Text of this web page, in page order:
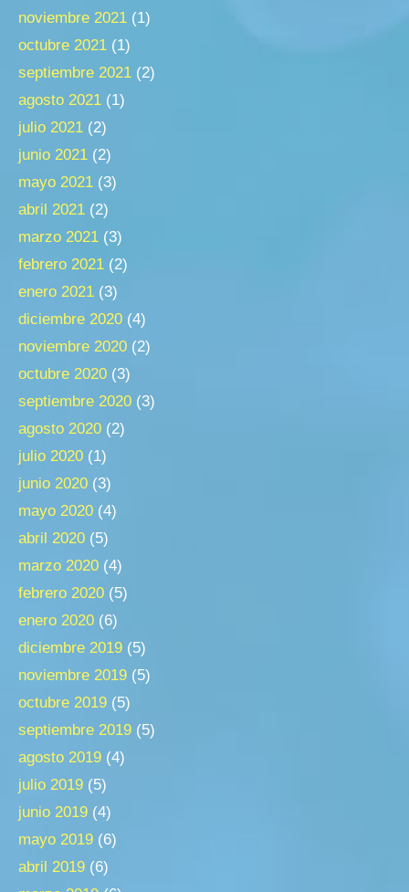
noviembre 2021 (1)
octubre 2021 (1)
septiembre 2021 (2)
agosto 2021 (1)
julio 2021 (2)
junio 2021 (2)
mayo 2021 (3)
abril 2021 (2)
marzo 2021 (3)
febrero 2021 (2)
enero 2021 (3)
diciembre 2020 (4)
noviembre 2020 (2)
octubre 2020 (3)
septiembre 2020 (3)
agosto 2020 (2)
julio 2020 (1)
junio 2020 (3)
mayo 2020 (4)
abril 2020 (5)
marzo 2020 (4)
febrero 2020 (5)
enero 2020 (6)
diciembre 2019 (5)
noviembre 2019 (5)
octubre 2019 (5)
septiembre 2019 (5)
agosto 2019 (4)
julio 2019 (5)
junio 2019 (4)
mayo 2019 (6)
abril 2019 (6)